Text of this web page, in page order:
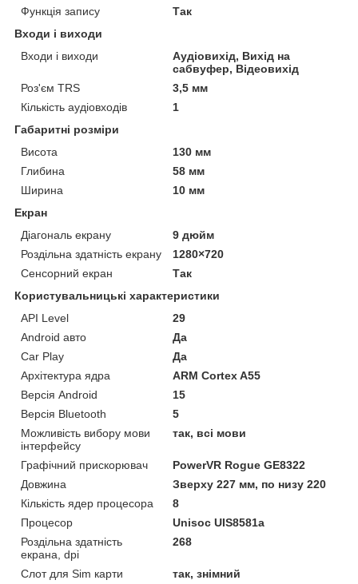
Функція запису
Так
Входи і виходи
Входи і виходи
Аудіовихід, Вихід на
сабвуфер, Відеовихід
Роз'єм TRS
3,5 мм
Кількість аудіовходів
1
Габаритні розміри
Висота
130 мм
Глибина
58 мм
Ширина
10 мм
Екран
Діагональ екрану
9 дюйм
Роздільна здатність екрану
1280×720
Сенсорний екран
Так
Користувальницькі характеристики
API Level
29
Android авто
Да
Car Play
Да
Архітектура ядра
ARM Cortex A55
Версія Android
15
Версія Bluetooth
5
Можливість вибору мови
інтерфейсу
так, всі мови
Графічний прискорювач
PowerVR Rogue GE8322
Довжина
Зверху 227 мм, по низу 220
Кількість ядер процесора
8
Процесор
Unisoc UIS8581a
Роздільна здатність
екрана, dpi
268
Слот для Sim карти так, знімний